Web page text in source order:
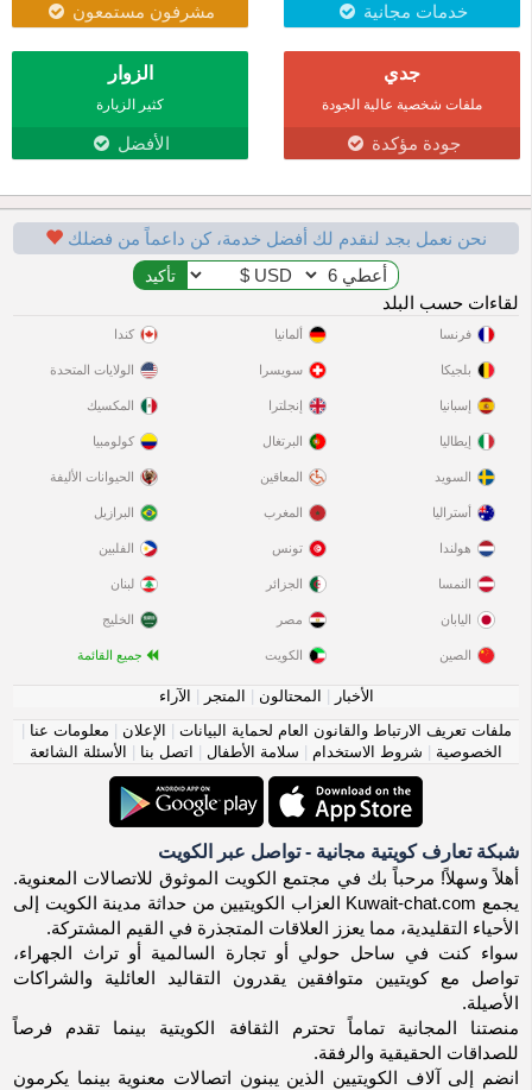
خدمات مجانية مشرفون مستمعون
جدي
ملفات شخصية عالية الجودة
جودة مؤكدة
الزوار
كثير الزيارة
الأفضل
نحن نعمل بجد لنقدم لك أفضل خدمة، كن داعماً من فضلك
لقاءات حسب البلد
فرنسا
بلجيكا
إسبانيا
إيطاليا
السويد
ألمانيا
سويسرا
إنجلترا
البرتغال
المعاقين
كندا
الولايات المتحدة
المكسيك
كولومبيا
الحيوانات الأليفة
أستراليا
هولندا
النمسا
اليابان
الصين
المغرب
تونس
الجزائر
مصر
الكويت
البرازيل
الفلبين
لبنان
الخليج
جميع القائمة
الأخبار المحتالون المتجر
الآراء
ملفات تعريف الارتباط والقانون العام لحماية البيانات
الإعلان معلومات عنا
الخصوصية
شروط الاستخدام سلامة الأطفال اتصل بنا الأسئلة الشائعة
شبكة تعارف كويتية مجانية - تواصل عبر الكويت
أهلاً وسهلاً! مرحباً بك في مجتمع الكويت الموثوق للاتصالات المعنوية.
يجمع Kuwait-chat.com العزاب الكويتيين من حداثة مدينة الكويت إلى
الأحياء التقليدية، مما يعزز العلاقات المتجذرة في القيم المشتركة.
سواء كنت في ساحل حولي أو تجارة السالمية أو تراث الجهراء،
تواصل مع كويتيين متوافقين يقدرون التقاليد العائلية والشراكات
الأصيلة.
منصتنا المجانية تماماً تحترم الثقافة الكويتية بينما تقدم فرصاً
للصداقات الحقيقية والرفقة.
انضم إلى آلاف الكويتيين الذين يبنون اتصالات معنوية بينما يكرمون